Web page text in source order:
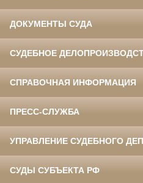
ДОКУМЕНТЫ СУДА
СУДЕБНОЕ
СПРАВОЧНАЯ ИНФОРМАЦИЯ
ПРЕСС-СЛУЖБА
УПРАВЛЕНИЕ СУДЕБНОГО
СУДЫ СУБЪЕКТА РФ